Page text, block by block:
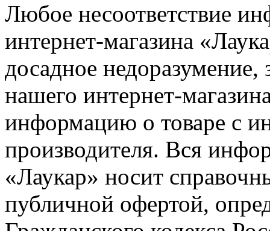
Любое несоответствие
интернет-магазина
досадное недоразумение,
нашего интернет-
информацию о товаре с
производителя. Вся
«Лаукар» носит
публичной офертой,